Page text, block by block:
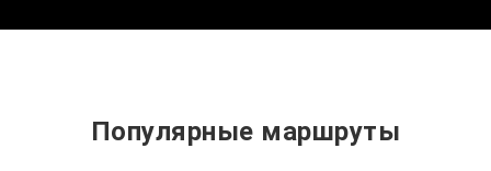
Популярные маршруты